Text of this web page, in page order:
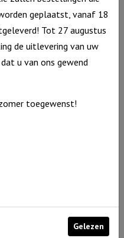
ogen, Ivoor
geplaatst, vanaf 18
Tot 27 augustus
de uitlevering van uw
u van ons gewend
toegewenst!
Gelezen